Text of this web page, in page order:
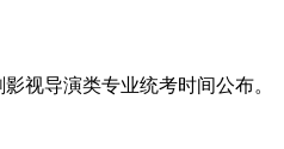
视导演类专业统考时间公布。